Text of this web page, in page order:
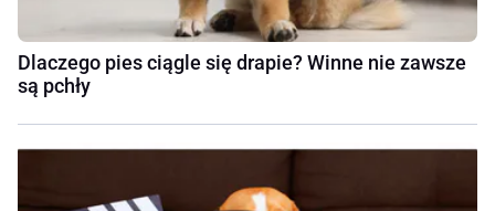
Dlaczego pies ciągle się drapie? Winne nie zawsze
są pchły